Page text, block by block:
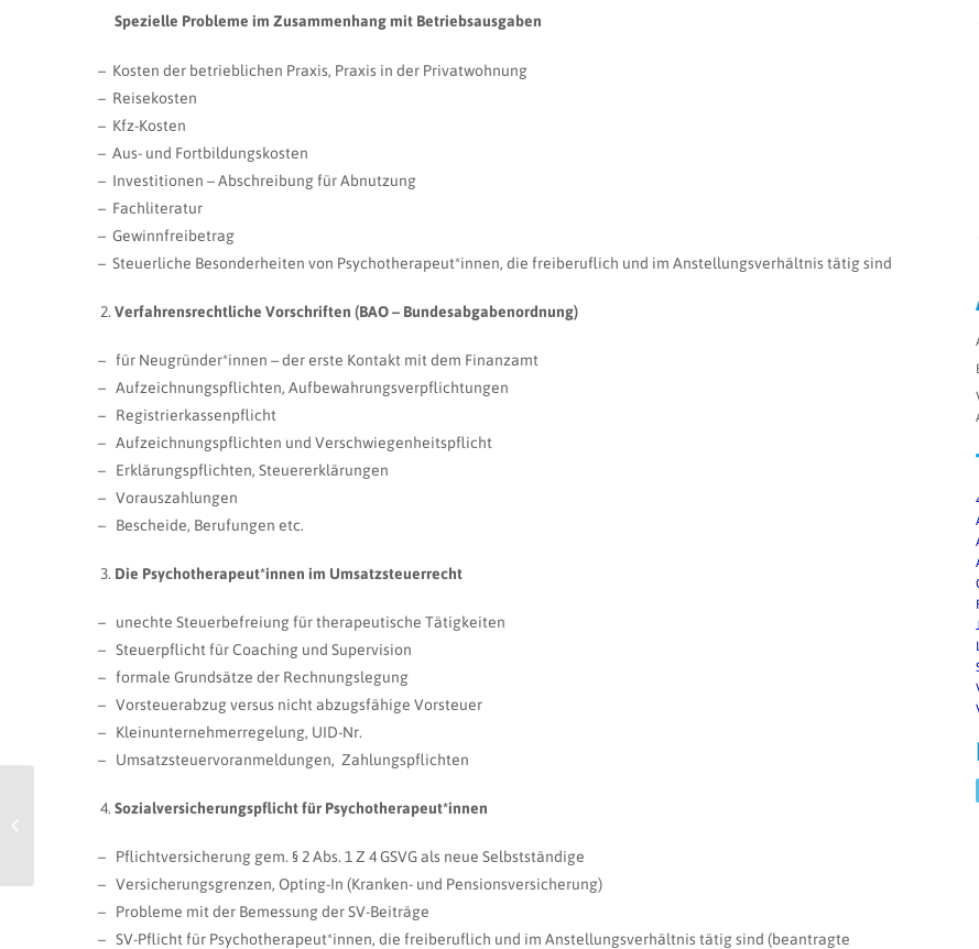
Spezielle Probleme im Zusammenhang mit Betriebsausgaben
– Kosten der betrieblichen Praxis, Praxis in der Privatwohnung
– Reisekosten
– Kfz-Kosten
– Aus- und Fortbildungskosten
– Investitionen – Abschreibung für Abnutzung
– Fachliteratur
– Gewinnfreibetrag
– Steuerliche Besonderheiten von Psychotherapeut*innen, die freiberuflich und im Anstellungsverhältnis tätig sind
Verfahrensrechtliche Vorschriften (BAO – Bundesabgabenordnung)
– für Neugründer*innen – der erste Kontakt mit dem Finanzamt
– Aufzeichnungspflichten, Aufbewahrungsverpflichtungen
– Registrierkassenpflicht
– Aufzeichnungspflichten und Verschwiegenheitspflicht
– Erklärungspflichten, Steuererklärungen
– Vorauszahlungen
– Bescheide, Berufungen etc.
Die Psychotherapeut*innen im Umsatzsteuerrecht
– unechte Steuerbefreiung für therapeutische Tätigkeiten
– Steuerpflicht für Coaching und Supervision
– formale Grundsätze der Rechnungslegung
– Vorsteuerabzug versus nicht abzugsfähige Vorsteuer
– Kleinunternehmerregelung, UID-Nr.
– Umsatzsteuervoranmeldungen, Zahlungspflichten
Sozialversicherungspflicht für Psychotherapeut*innen
– Pflichtversicherung gem. § 2 Abs. 1 Z 4 GSVG als neue Selbstständige
– Versicherungsgrenzen, Opting-In (Kranken- und Pensionsversicherung)
– Probleme mit der Bemessung der SV-Beiträge
– SV-Pflicht für Psychotherapeut*innen, die freiberuflich und im Anstellungsverhältnis tätig sind (beantragte
Jour Fixe: Birgit
Resource Therapy